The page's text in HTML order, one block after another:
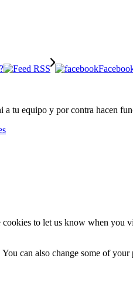
tu equipo y por contra hacen
cookies to let us know when
can also change some of